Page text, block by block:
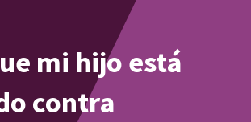
mi hijo está
contra